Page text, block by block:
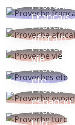
Proverbe
Français
Proverbe
africain
Proverbe
vie
Proverbes
ete
Proverbe
espagnol
Proverbe